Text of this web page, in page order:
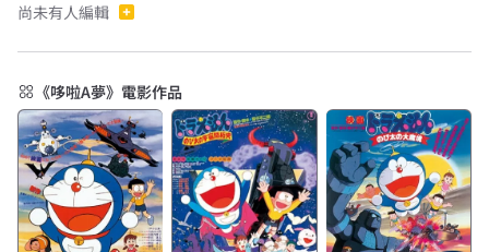
尚未有人編輯
《哆啦A夢》電影作品